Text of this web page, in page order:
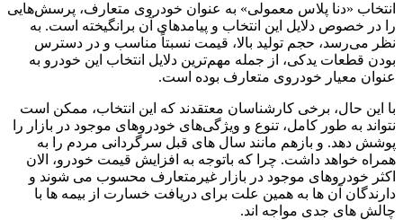
انتخاب «دنا پلاس معمولی» به عنوان خودروی متعارف، پرسش‌هایی
را در خصوص دلایل این انتخاب و پیامدهای آن برانگیخته است. به
نظر می‌رسد، حجم تولید بالا، قیمت نسبتاً مناسب و در دسترس
بودن قطعات یدکی، از جمله مهم‌ترین دلایل انتخاب این خودرو به
عنوان معیار خودروی متعارف بوده است.
با این حال، برخی کارشناسان معتقدند که این انتخاب، ممکن است
نتواند به طور کامل، تنوع و ویژگی‌های خودروهای موجود در بازار را
پوشش دهد. و بازهم مانند سال های قبل سرگردانی مردم را به
همراه خواهد داشت. چرا که باتوجه به افزایش قیمت خودرو، الان
اکثر خودروهای موجود در بازار غیرمتعارف محسوب می شوند و
دارندگان آن ها به همین علت برای دریافت خسارت از بیمه ها با
چالش های جدی مواجه اند.